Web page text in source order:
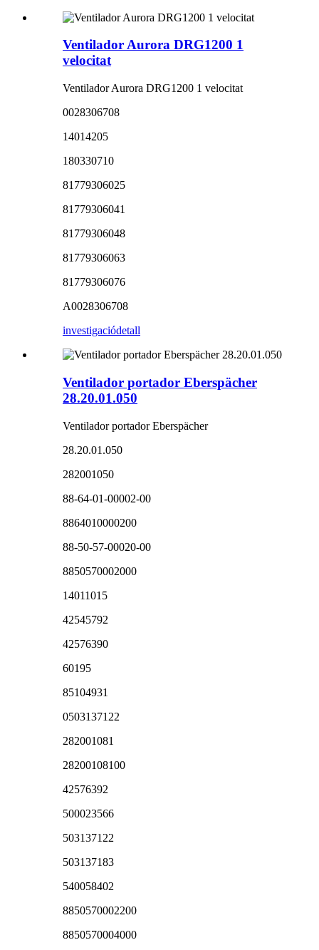
Ventilador Aurora DRG1200 1
velocitat
Ventilador Aurora DRG1200 1 velocitat
0028306708
14014205
180330710
81779306025
81779306041
81779306048
81779306063
81779306076
A0028306708
investigaciódetall
Ventilador portador Eberspächer
28.20.01.050
Ventilador portador Eberspächer
28.20.01.050
282001050
88-64-01-00002-00
8864010000200
88-50-57-00020-00
8850570002000
14011015
42545792
42576390
60195
85104931
0503137122
282001081
28200108100
42576392
500023566
503137122
503137183
540058402
8850570002200
8850570004000